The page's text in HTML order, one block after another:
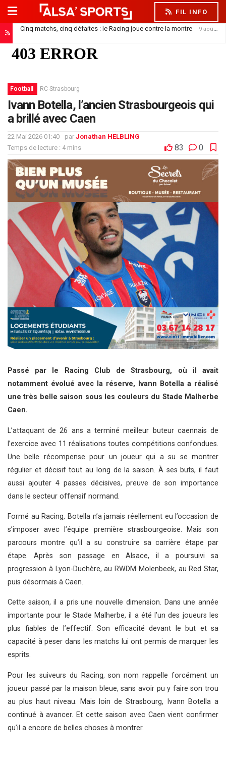
FIL INFO
Cinq matchs, cinq défaites : le Racing joue contre la montre
9 août 2026
Comment regarder Fribourg – Strasbourg ce samedi ?
Football RC Strasbourg
Ivann Botella, l’ancien Strasbourgeois qui
a brillé avec Caen
22 Mai 2026 01:40 par Jonathan HELBLING
Temps de lecture : 4 mins
83 0
Passé par le Racing Club de Strasbourg, où il avait
notamment évolué avec la réserve, Ivann Botella a réalisé
une très belle saison sous les couleurs du Stade Malherbe
Caen.
L’attaquant de 26 ans a terminé meilleur buteur caennais de
l’exercice avec 11 réalisations toutes compétitions confondues.
Une belle récompense pour un joueur qui a su se montrer
régulier et décisif tout au long de la saison. À ses buts, il faut
aussi ajouter 4 passes décisives, preuve de son importance
dans le secteur offensif normand.
Formé au Racing, Botella n’a jamais réellement eu l’occasion de
s’imposer avec l’équipe première strasbourgeoise. Mais son
parcours montre qu’il a su construire sa carrière étape par
étape. Après son passage en Alsace, il a poursuivi sa
progression à Lyon-Duchère, au RWDM Molenbeek, au Red Star,
puis désormais à Caen.
Cette saison, il a pris une nouvelle dimension. Dans une année
importante pour le Stade Malherbe, il a été l’un des joueurs les
plus fiables de l’effectif. Son efficacité devant le but et sa
capacité à peser dans les matchs lui ont permis de marquer les
esprits.
Pour les suiveurs du Racing, son nom rappelle forcément un
joueur passé par la maison bleue, sans avoir pu y faire son trou
au plus haut niveau. Mais loin de Strasbourg, Ivann Botella a
continué à avancer. Et cette saison avec Caen vient confirmer
qu’il a encore de belles choses à montrer.